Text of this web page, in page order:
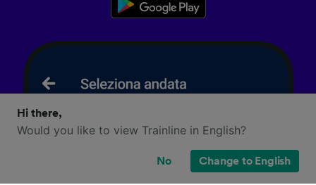
Hi there,
Would you like to view Trainline in English?
No Change to English